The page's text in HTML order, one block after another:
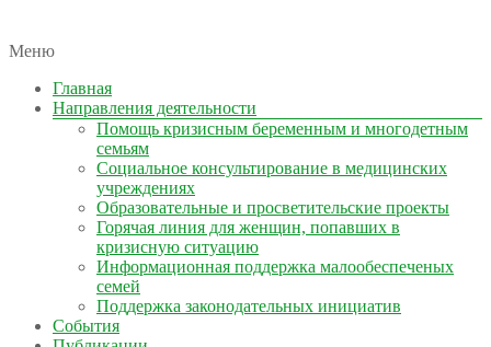
КОЛЫМА — ЗА ЖИЗНЬ
автономная некоммерческая организация
Меню
Главная
Направления деятельности
Помощь кризисным беременным и многодетным
семьям
Социальное консультирование в медицинских
учреждениях
Образовательные и просветительские проекты
Горячая линия для женщин, попавших в
кризисную ситуацию
Информационная поддержка малообеспеченых
семей
Поддержка законодательных инициатив
События